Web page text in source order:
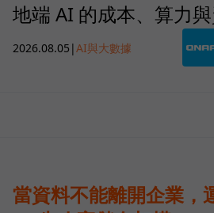
地端 AI 的成本、算力
2026.08.05 |AI與大數據
當資料不能離開企業，